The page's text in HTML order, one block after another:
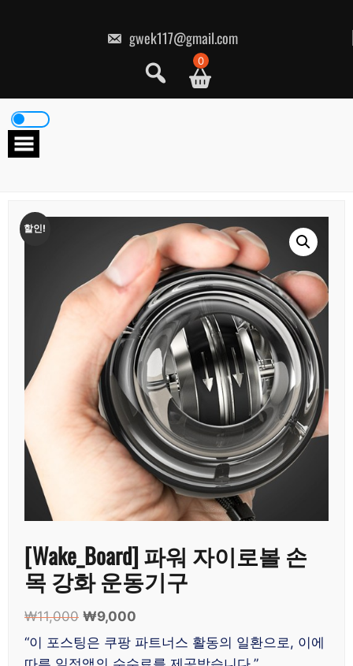
gwek117@gmail.com
0
할인!
[Wake_Board] 파워 자이로볼 손
목 강화 운동기구
₩11,000 원
래
가
₩9,000
재
가
“이 포스팅은 쿠팡 파트너스 활동의 일환으로, 이에